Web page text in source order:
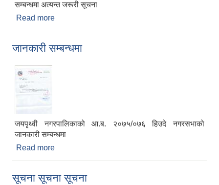
सम्बन्धमा अत्यन्त जरूरी सूचना
Read more
जानकारी सम्बन्धमा
जयपृथ्वी नगरपालिकाको आ.ब. २०७५/०७६ हिउदे नगरसभाको
जानकारी सम्बन्धमा
Read more
सूचना सूचना सूचना